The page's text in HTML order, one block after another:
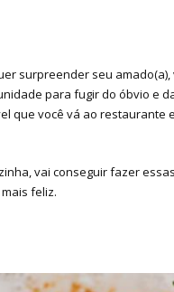
surpreender seu
para fugir do óbvio e
que você vá ao
vai conseguir fazer
feliz.